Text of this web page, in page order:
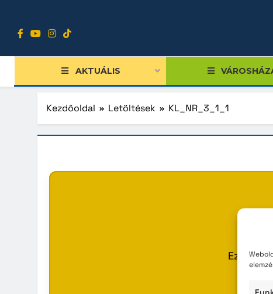
tartalomra
AKTUÁLIS
Kezdőoldal Letöltések KL_NR_3_1_1
Ez a